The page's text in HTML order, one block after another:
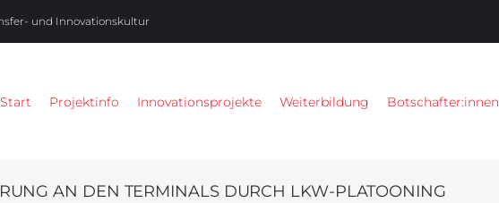
und Innovationskultur
Start Projektinfo Innovationsprojekte Weiterbildung Botschafter:innen
AN DEN TERMINALS DURCH LKW-PLATOONING